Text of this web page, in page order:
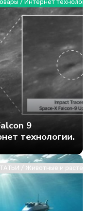
/ Интернет
9
технологии.
/ Животные и